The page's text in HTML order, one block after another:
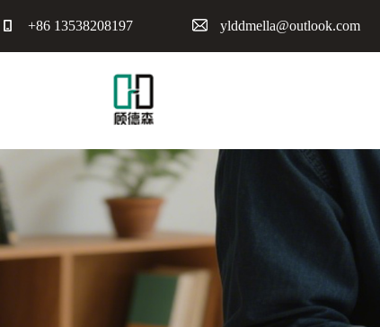
+86 13538208197 ylddmella@outlook.com